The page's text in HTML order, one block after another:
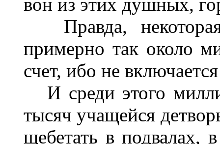
Правда, некоторая
примерно так около
счет, ибо не
И среди этого
тысяч учащейся
щебетать в подвалах,